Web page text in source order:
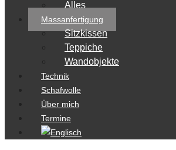
Alles
Massanfertigung
Sitzkissen
Teppiche
Wandobjekte
Technik
Schafwolle
Über mich
Termine